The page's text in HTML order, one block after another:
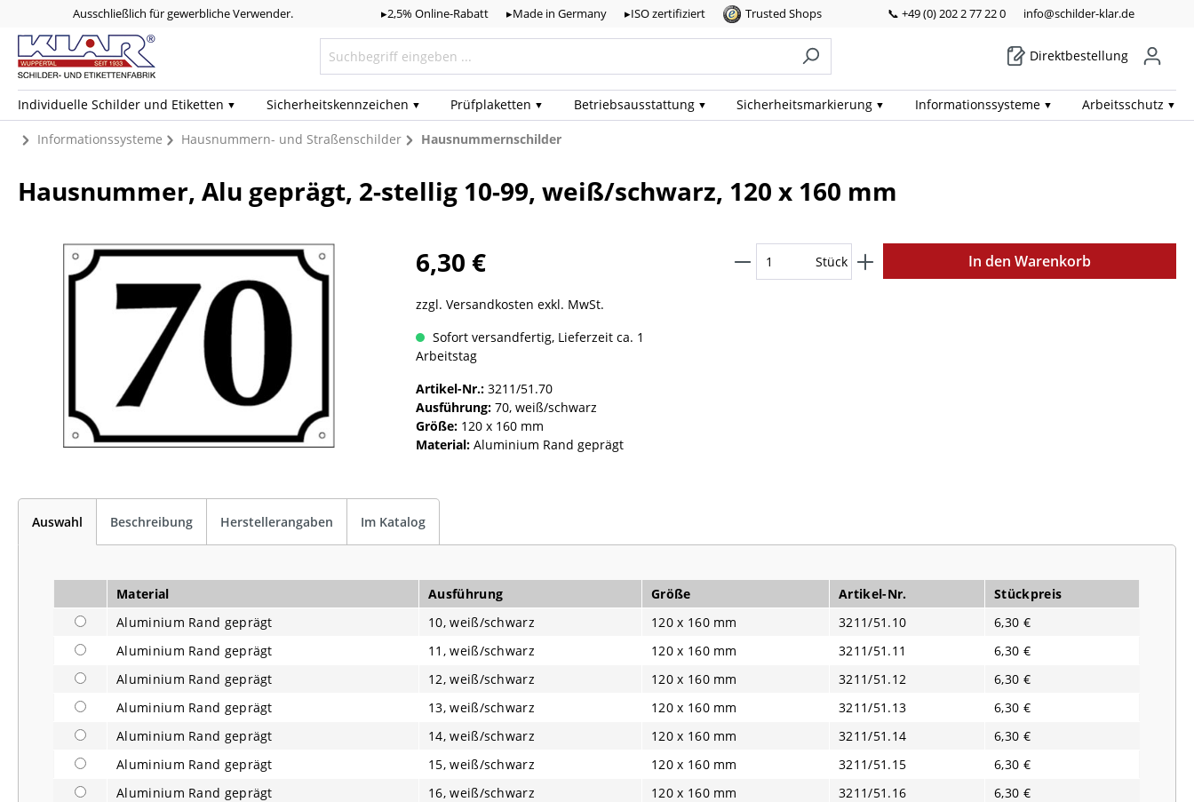
Ausschließlich für gewerbliche Verwender. ▸2,5% Online-Rabatt ▸Made in Germany ▸ISO zertifiziert Trusted Shops 📞 +49 (0) 202 2 77 22 0 info@schilder-klar.de
Direktbestellung
Individuelle Schilder und Etiketten Sicherheits­kennzeichen Prüf­plaketten Betriebs­ausstattung Sicherheits­markierung Informations­systeme Arbeits­schutz
Informationssysteme Hausnummern- und Straßenschilder Hausnummernschilder
Hausnummer, Alu geprägt, 2-stellig 10-99, weiß/schwarz, 120 x 160 mm
6,30 €
zzgl. Versandkosten exkl. MwSt.
Stück In den Warenkorb
Sofort versandfertig, Lieferzeit ca. 1
Arbeitstag
Artikel-Nr.: 3211/51.70
Ausführung: 70, weiß/schwarz
Größe: 120 x 160 mm
Material: Aluminium Rand geprägt
Auswahl Beschreibung Herstellerangaben Im Katalog
Material Ausführung Größe Artikel-Nr.
Stückpreis
Aluminium Rand geprägt
10, weiß/schwarz 120 x 160 mm 3211/51.10
6,30 €
Aluminium Rand geprägt
11, weiß/schwarz 120 x 160 mm 3211/51.11
6,30 €
Aluminium Rand geprägt
12, weiß/schwarz 120 x 160 mm 3211/51.12
6,30 €
Aluminium Rand geprägt
13, weiß/schwarz 120 x 160 mm 3211/51.13
6,30 €
Aluminium Rand geprägt
14, weiß/schwarz 120 x 160 mm 3211/51.14
6,30 €
Aluminium Rand geprägt
15, weiß/schwarz 120 x 160 mm 3211/51.15
6,30 €
Aluminium Rand geprägt
16, weiß/schwarz 120 x 160 mm 3211/51.16
6,30 €